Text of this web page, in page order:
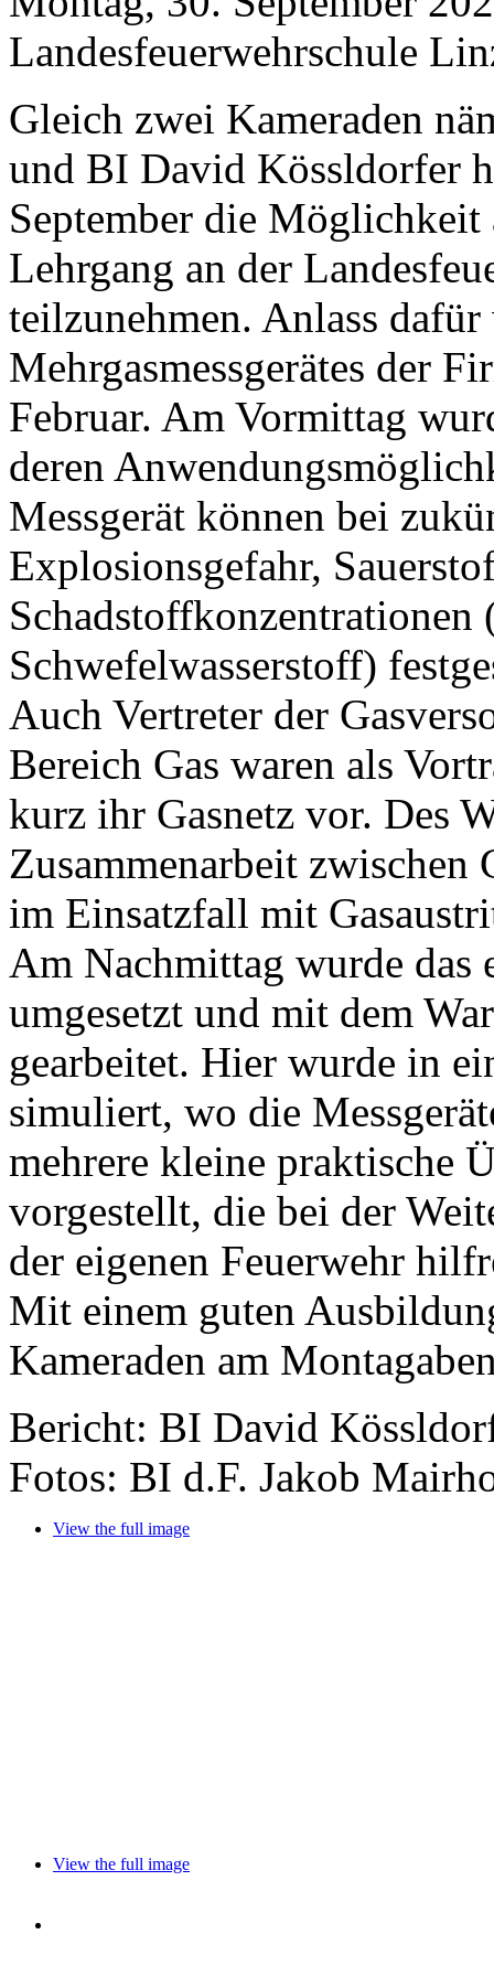
Landesfeuerwehrschule
Gleich zwei Kameraden
und BI David Kössldorfer
September die Möglichkeit
Lehrgang an der
teilzunehmen. Anlass
Mehrgasmessgerätes der
Februar. Am Vormittag
deren
Messgerät können bei
Explosionsgefahr,
Schwefelwasserstoff)
Auch Vertreter der
Bereich Gas waren als
kurz ihr Gasnetz vor. Des
Zusammenarbeit zwischen
im Einsatzfall mit
Am Nachmittag wurde das
umgesetzt und mit dem
gearbeitet. Hier wurde in
simuliert, wo die
mehrere kleine praktische
vorgestellt, die bei der
der eigenen Feuerwehr
Mit einem guten
Kameraden am
Bericht: BI David
Fotos: BI d.F. Jakob
View the full image